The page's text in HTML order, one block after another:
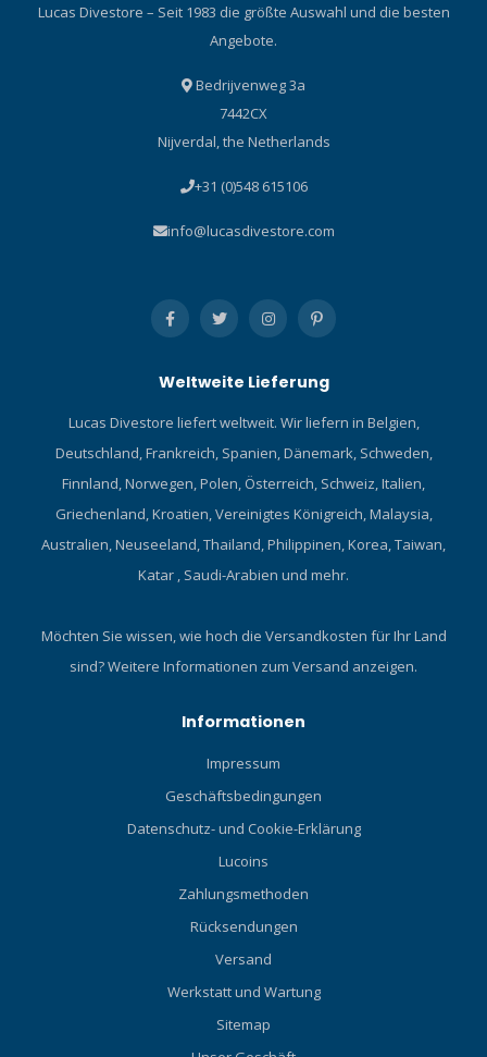
Lucas Divestore – Seit 1983 die größte Auswahl und die besten
Angebote.
Bedrijvenweg 3a
7442CX
Nijverdal, the Netherlands
+31 (0)548 615106
info@lucasdivestore.com
Weltweite Lieferung
Lucas Divestore liefert weltweit. Wir liefern in Belgien,
Deutschland, Frankreich, Spanien, Dänemark, Schweden,
Finnland, Norwegen, Polen, Österreich, Schweiz, Italien,
Griechenland, Kroatien, Vereinigtes Königreich, Malaysia,
Australien, Neuseeland, Thailand, Philippinen, Korea, Taiwan,
Katar , Saudi-Arabien und mehr.
Möchten Sie wissen, wie hoch die Versandkosten für Ihr Land
sind?Weitere Informationen zum Versand anzeigen.
Informationen
Impressum
Geschäftsbedingungen
Datenschutz- und Cookie-Erklärung
Lucoins
Zahlungsmethoden
Rücksendungen
Versand
Werkstatt und Wartung
Sitemap